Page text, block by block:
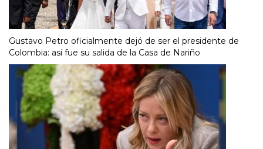
Gustavo Petro oficialmente dejó de ser el presidente de
Colombia: así fue su salida de la Casa de Nariño